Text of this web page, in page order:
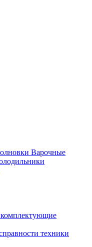
Варочные
комплектующие
техники